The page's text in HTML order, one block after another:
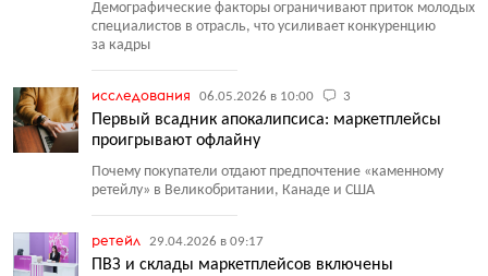
Демографические факторы ограничивают приток молодых
специалистов в отрасль, что усиливает конкуренцию
за кадры
исследования 06.05.2026 в 10:00 3
Первый всадник апокалипсиса: маркетплейсы
проигрывают офлайну
Почему покупатели отдают предпочтение «каменному
ретейлу» в Великобритании, Канаде и США
ретейл 29.04.2026 в 09:17
ПВЗ и склады маркетплейсов включены